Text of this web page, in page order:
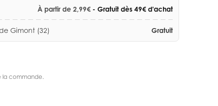
À partir de 2,99€ - Gratuit dès 49€ d'achat
Gimont (32) Gratuit
la commande.